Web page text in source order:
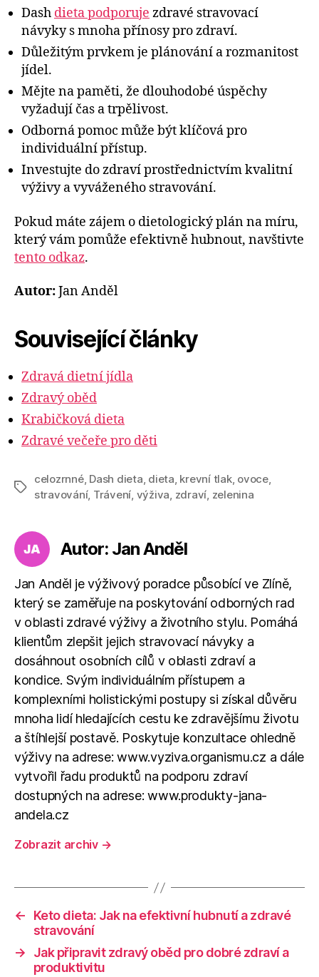
Dash dieta podporuje zdravé stravovací
návyky s mnoha přínosy pro zdraví.
Důležitým prvkem je plánování a rozmanitost
jídel.
Mějte na paměti, že dlouhodobé úspěchy
vyžadují čas a trpělivost.
Odborná pomoc může být klíčová pro
individuální přístup.
Investujte do zdraví prostřednictvím kvalitní
výživy a vyváženého stravování.
Pokud máte zájem o dietologický plán na míru,
který vám pomůže efektivně hubnout, navštivte
tento odkaz.
Autor:Jan Anděl
Související články
Zdravá dietní jídla
Zdravý oběd
Krabičková dieta
Zdravé večeře pro děti
Štítky
celozrnné, Dash dieta, dieta, krevní tlak, ovoce,
stravování, Trávení, výživa, zdraví, zelenina
Autor: Jan Anděl
Jan Anděl je výživový poradce působící ve Zlíně,
který se zaměřuje na poskytování odborných rad
v oblasti zdravé výživy a životního stylu. Pomáhá
klientům zlepšit jejich stravovací návyky a
dosáhnout osobních cílů v oblasti zdraví a
kondice. Svým individuálním přístupem a
komplexními holistickými postupy si získal důvěru
mnoha lidí hledajících cestu ke zdravějšímu životu
a štíhlejší postavě. Poskytuje konzultace ohledně
výživy na adrese: www.vyziva.organismu.cz a dále
vytvořil řadu produktů na podporu zdraví
dostupných na adrese: www.produkty-jana-
andela.cz
Zobrazit archiv →
←
Keto dieta: Jak na efektivní hubnutí a zdravé
stravování
→
Jak připravit zdravý oběd pro dobré zdraví a
produktivitu